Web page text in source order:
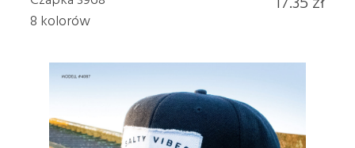
8 kolorów